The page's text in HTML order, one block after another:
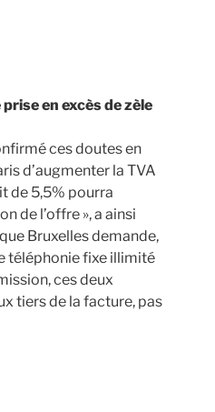
en excès de zèle
ces doutes en
d’augmenter la TVA
de 5,5% pourra
de l’offre », a ainsi
Bruxelles demande,
téléphonie fixe illimité
ces deux
tiers de la facture, pas